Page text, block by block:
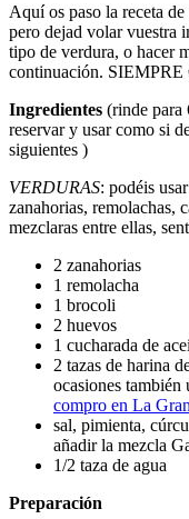
Aquí os paso la receta
pero dejad volar vuestra
tipo de verdura, o hacer
continuación.
Ingredientes (rinde para
reservar y usar como si
siguientes )
VERDURAS: podéis
zanahorias, remolachas,
mezclaras entre ellas,
2 zanahorias
1 remolacha
1 brocoli
2 huevos
1 cucharada de
2 tazas de harina
ocasiones también
compro en La
sal, pimienta,
añadir la mezcla
1/2 taza de agua
Preparación